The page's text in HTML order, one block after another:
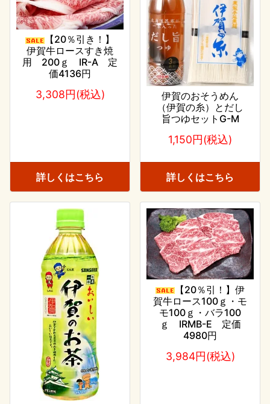
【20％引き！】
伊賀牛ロースすき焼
用 200ｇ IR-A 定
価4136円
3,308円(税込)
詳しくはこちら
伊賀のおそうめん
（伊賀の糸）とだし
旨つゆセットG-M
1,150円(税込)
詳しくはこちら
【20％引！】伊
賀牛ロース100ｇ・モ
モ100ｇ・バラ100
ｇ IRMB-E 定価
4980円
3,984円(税込)